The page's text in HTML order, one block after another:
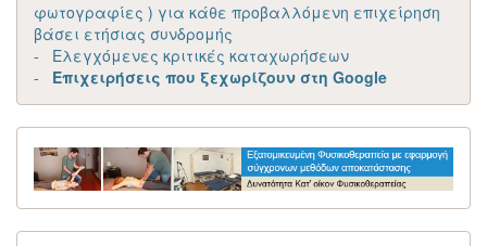
φωτογραφίες ) για κάθε προβαλλόμενη επιχείρηση
βάσει ετήσιας συνδρομής
- Ελεγχόμενες κριτικές καταχωρήσεων
- Επιχειρήσεις που ξεχωρίζουν στη Google